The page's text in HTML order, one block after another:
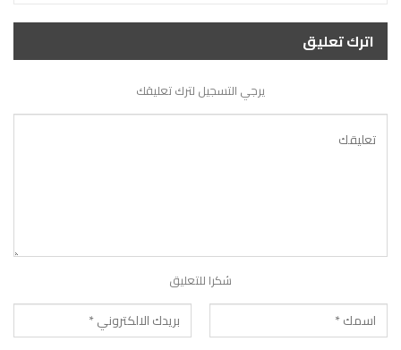
اترك تعليق
يرجي التسجيل لترك تعليقك
شكرا للتعليق